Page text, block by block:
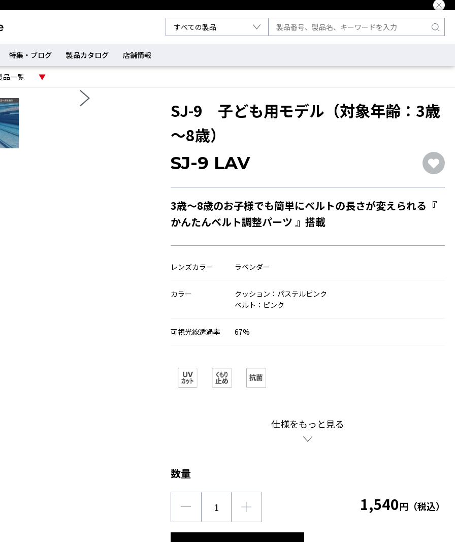
特集・ブログ 製品カタログ 店舗情報
品一覧
SJ-9 子ども用モデル（対象年齢：3歳
～8歳）
SJ-9 LAV
3歳～8歳のお子様でも簡単にベルトの長さが変えられる『
かんたんベルト調整パーツ 』搭載
レンズカラー ラベンダー
カラー
クッション：パステルピンク
ベルト：ピンク
可視光線透過率 67%
仕様をもっと見る
数量
1,540円（税込）